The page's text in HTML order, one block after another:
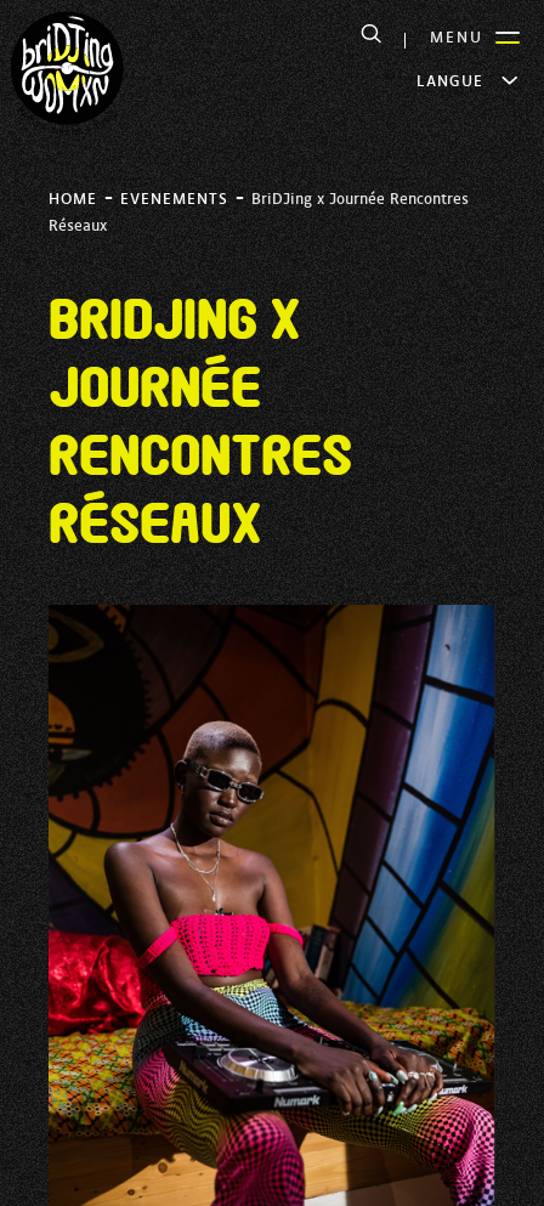
LANGUE
MENU
HOME-EVENEMENTS-BriDJing x Journée Rencontres
Réseaux
BriDJing x
Journée
Rencontres
Réseaux